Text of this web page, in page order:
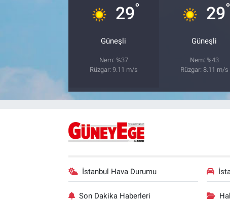
29°
Güneşli
Nem: %37
Rüzgar: 9.11 m/s
29°
Güneşli
Nem: %43
Rüzgar: 8.11 m/s
İstanbul Hava Durumu
Son Dakika Haberleri